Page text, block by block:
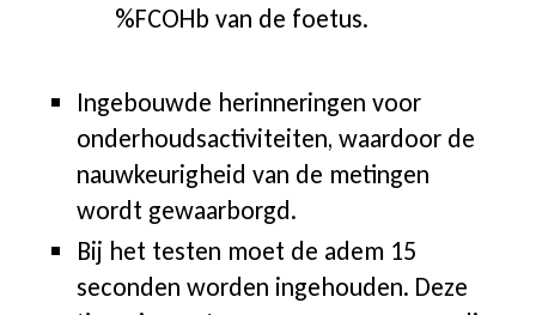
%FCOHb van de foetus.
Ingebouwde herinneringen voor
onderhoudsactiviteiten, waardoor de
nauwkeurigheid van de metingen
wordt gewaarborgd.
Bij het testen moet de adem 15
seconden worden ingehouden. Deze